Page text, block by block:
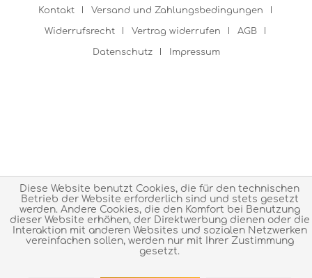
Kontakt Versand und Zahlungsbedingungen
Widerrufsrecht Vertrag widerrufen AGB
Datenschutz Impressum
Diese Website benutzt Cookies, die für den technischen
Betrieb der Website erforderlich sind und stets gesetzt
werden. Andere Cookies, die den Komfort bei Benutzung
dieser Website erhöhen, der Direktwerbung dienen oder die
Interaktion mit anderen Websites und sozialen Netzwerken
vereinfachen sollen, werden nur mit Ihrer Zustimmung
gesetzt.